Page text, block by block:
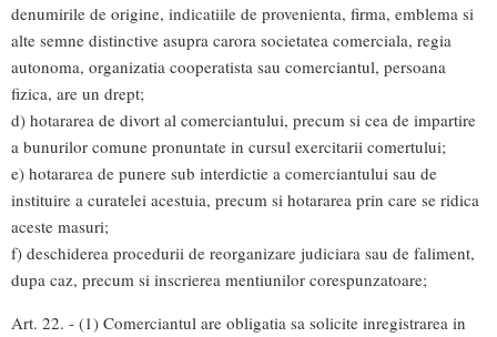
denumirile de origine, indicatiile de provenienta, firma, emblema si
alte semne distinctive asupra carora societatea comerciala, regia
autonoma, organizatia cooperatista sau comerciantul, persoana
fizica, are un drept;
d) hotararea de divort al comerciantului, precum si cea de impartire
a bunurilor comune pronuntate in cursul exercitarii comertului;
e) hotararea de punere sub interdictie a comerciantului sau de
instituire a curatelei acestuia, precum si hotararea prin care se ridica
aceste masuri;
f) deschiderea procedurii de reorganizare judiciara sau de faliment,
dupa caz, precum si inscrierea mentiunilor corespunzatoare;
Art. 22. - (1) Comerciantul are obligatia sa solicite inregistrarea in